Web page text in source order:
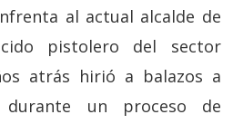
al actual alcalde de
pistolero del sector
atrás hirió a balazos a
un proceso de